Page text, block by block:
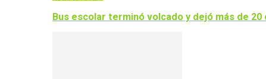
Bus escolar terminó volcado y dejó más de